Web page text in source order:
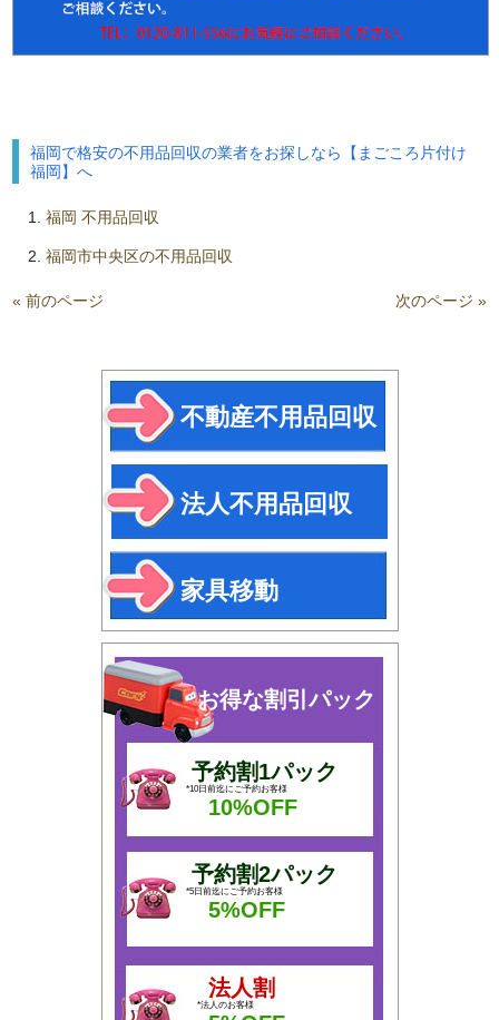
福岡で格安の不用品回収の業者をお探しなら【まごころ片付け
福岡】へ
福岡 不用品回収
福岡市中央区の不用品回収
« 前のページ 次のページ »
不動産不用品回収
法人不用品回収
家具移動
お得な割引パック
予約割1パック
*10日前迄にご予約お客様
10%OFF
予約割2パック
*5日前迄にご予約お客様
5%OFF
法人割
*法人のお客様